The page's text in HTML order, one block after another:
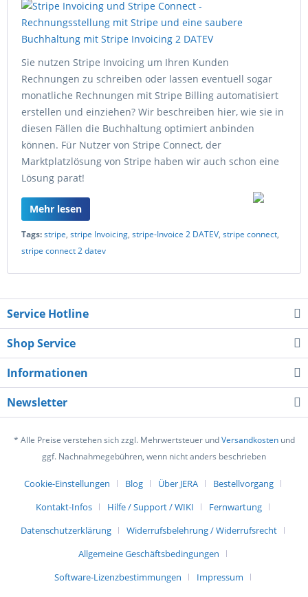
Sie nutzen Stripe Invoicing um Ihren Kunden
Rechnungen zu schreiben oder lassen eventuell sogar
monatliche Rechnungen mit Stripe Billing automatisiert
erstellen und einziehen? Wir beschreiben hier, wie sie in
diesen Fällen die Buchhaltung optimiert anbinden
können. Für Nutzer von Stripe Connect, der
Marktplatzlösung von Stripe haben wir auch schon eine
Lösung parat!
Mehr lesen
Tags:stripe, stripe Invoicing, stripe-Invoice 2 DATEV, stripe connect,
stripe connect 2 datev
Service Hotline
Shop Service
Informationen
Newsletter
* Alle Preise verstehen sich zzgl. Mehrwertsteuer undVersandkostenund
ggf. Nachnahmegebühren, wenn nicht anders beschrieben
Cookie-Einstellungen Blog Über JERA
Bestellvorgang
Kontakt-Infos
Hilfe / Support / WIKI
Fernwartung
Datenschutzerklärung
Widerrufsbelehrung / Widerrufsrecht
Allgemeine Geschäftsbedingungen
Software-Lizenzbestimmungen
Impressum